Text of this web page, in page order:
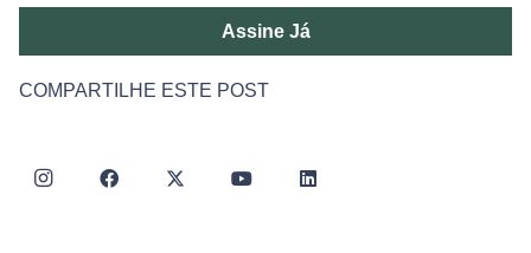
Assine Já
COMPARTILHE ESTE POST